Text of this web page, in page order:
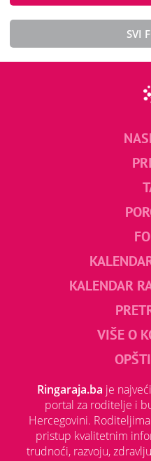
SVI
KALENDAR
VIŠE O
Ringaraja.ba je
portal za roditelje i
Hercegovini.
pristup kvalitetnim
trudnoći, razvoju,